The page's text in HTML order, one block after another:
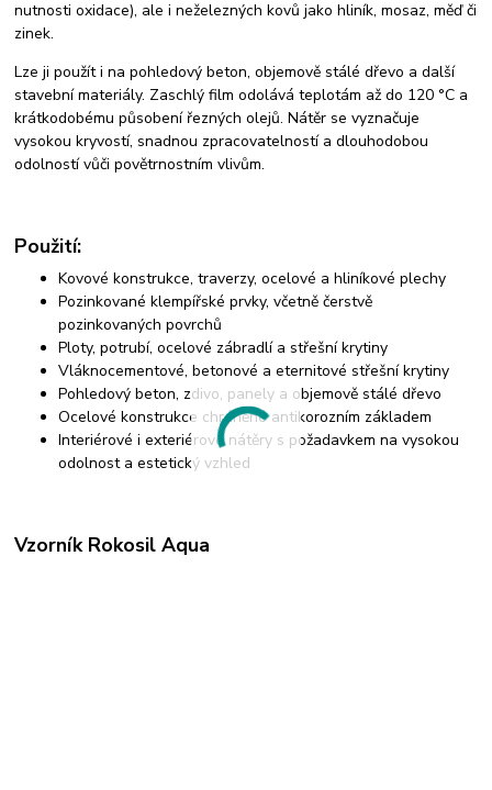
nutnosti oxidace), ale i neželezných kovů jako hliník, mosaz, měď či
zinek.
Lze ji použít i na pohledový beton, objemově stálé dřevo a další
stavební materiály. Zaschlý film odolává teplotám až do 120 °C a
krátkodobému působení řezných olejů. Nátěr se vyznačuje
vysokou kryvostí, snadnou zpracovatelností a dlouhodobou
odolností vůči povětrnostním vlivům.
Použití:
Kovové konstrukce, traverzy, ocelové a hliníkové plechy
Pozinkované klempířské prvky, včetně čerstvě
pozinkovaných povrchů
Ploty, potrubí, ocelové zábradlí a střešní krytiny
Vláknocementové, betonové a eternitové střešní krytiny
Pohledový beton, zdivo, panely a objemově stálé dřevo
Ocelové konstrukce chráněné antikorozním základem
Interiérové i exteriérové nátěry s požadavkem na vysokou
odolnost a estetický vzhled
Vzorník Rokosil Aqua